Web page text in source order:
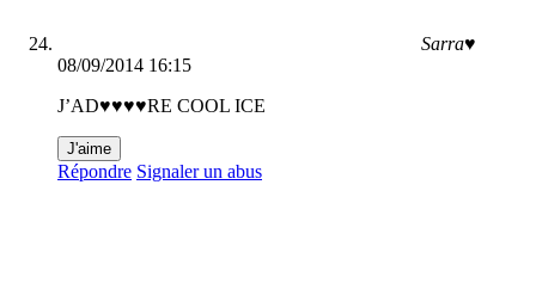
Sarra♥
08/09/2014 16:15
J’AD♥♥♥♥RE COOL ICE
J'aime
Répondre Signaler un abus